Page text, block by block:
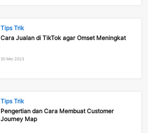
Tips Trik
Cara Jualan di TikTok agar Omset Meningkat
30 Mei 2023
Tips Trik
Pengertian dan Cara Membuat Customer
Journey Map